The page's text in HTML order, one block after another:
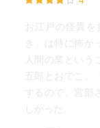
お江戸の怪異
き」は特に怖か
人間の業という
五郎とおでこ
するので、宮部
しかった。